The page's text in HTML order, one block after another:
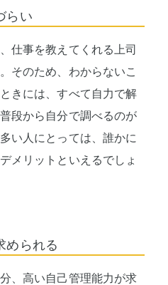
らい
仕事を教えてくれる上司
そのため、わからないこ
きには、すべて自力で解
段から自分で調べるのが
い人にとっては、誰かに
メリットといえるでしょ
められる
、高い自己管理能力が求